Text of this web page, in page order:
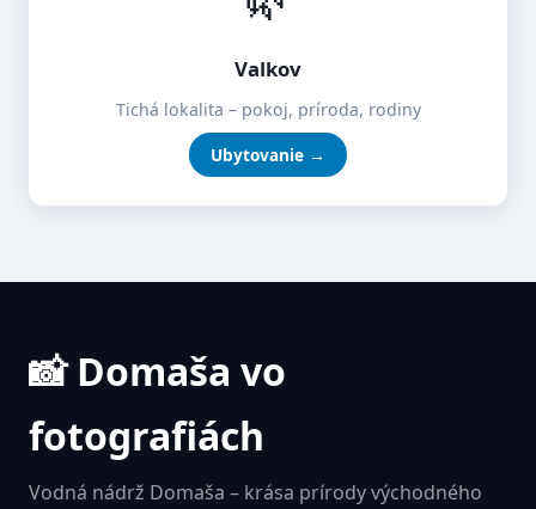
Valkov
Tichá lokalita – pokoj, príroda, rodiny
Ubytovanie →
📸 Domaša vo
fotografiách
Vodná nádrž Domaša – krása prírody východného